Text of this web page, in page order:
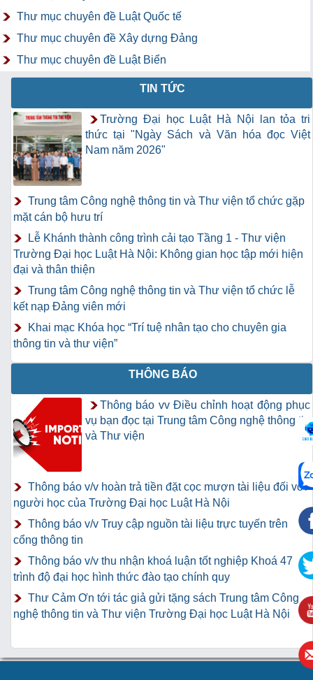
Thư mục chuyên đề Luật Quốc tế
Thư mục chuyên đề Xây dựng Đảng
Thư mục chuyên đề Luật Biển
TIN TỨC
Trường Đại học Luật Hà Nội lan tỏa tri
thức tại "Ngày Sách và Văn hóa đọc Việt
Nam năm 2026"
Trung tâm Công nghệ thông tin và Thư viện tổ chức gặp
mặt cán bộ hưu trí
Lễ Khánh thành công trình cải tạo Tầng 1 - Thư viện
Trường Đại học Luật Hà Nội: Không gian học tập mới hiện
đại và thân thiện
Trung tâm Công nghệ thông tin và Thư viện tổ chức lễ
kết nạp Đảng viên mới
Khai mạc Khóa học “Trí tuệ nhân tạo cho chuyên gia
thông tin và thư viện”
THÔNG BÁO
Thông báo vv Điều chỉnh hoạt động phục
vụ bạn đọc tại Trung tâm Công nghệ thông tin
và Thư viện
Thông báo v/v hoàn trả tiền đặt cọc mượn tài liệu đối với
người học của Trường Đại học Luật Hà Nội
Thông báo v/v Truy cập nguồn tài liệu trực tuyến trên
cổng thông tin
Thông báo v/v thu nhận khoá luận tốt nghiệp Khoá 47
trình độ đại học hình thức đào tạo chính quy
Thư Cảm Ơn tới tác giả gửi tặng sách Trung tâm Công
nghệ thông tin và Thư viện Trường Đại học Luật Hà Nội